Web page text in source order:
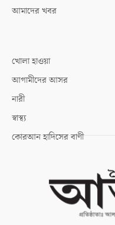
আমাদের খবর
খোলা হাওয়া
আগামীদের আসর
নারী
স্বাস্থ্য
কোরআন হাদিসের বাণী